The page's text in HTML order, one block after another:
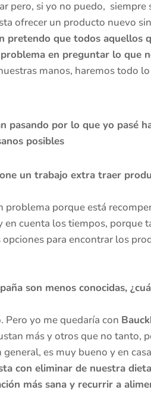
pero, si yo no puedo, siempre
ofrecer un producto nuevo
pretendo que todos aquellos
en preguntar lo que
manos, haremos todo
pasando por lo que yo pasé
posibles
un trabajo extra traer
porque está
cuenta los tiempos, porque
para encontrar los
son menos conocidas,
yo me quedaría con
más y otros que no tanto,
es muy bueno y en
con eliminar de nuestra
más sana y recurrir a